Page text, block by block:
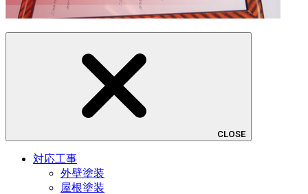
CLOSE
対応工事
外壁塗装
屋根塗装